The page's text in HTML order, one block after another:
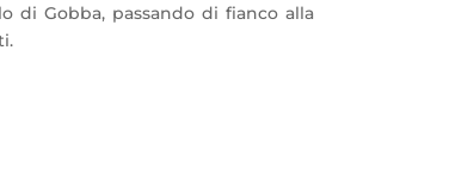
di Gobba, passando di fianco alla